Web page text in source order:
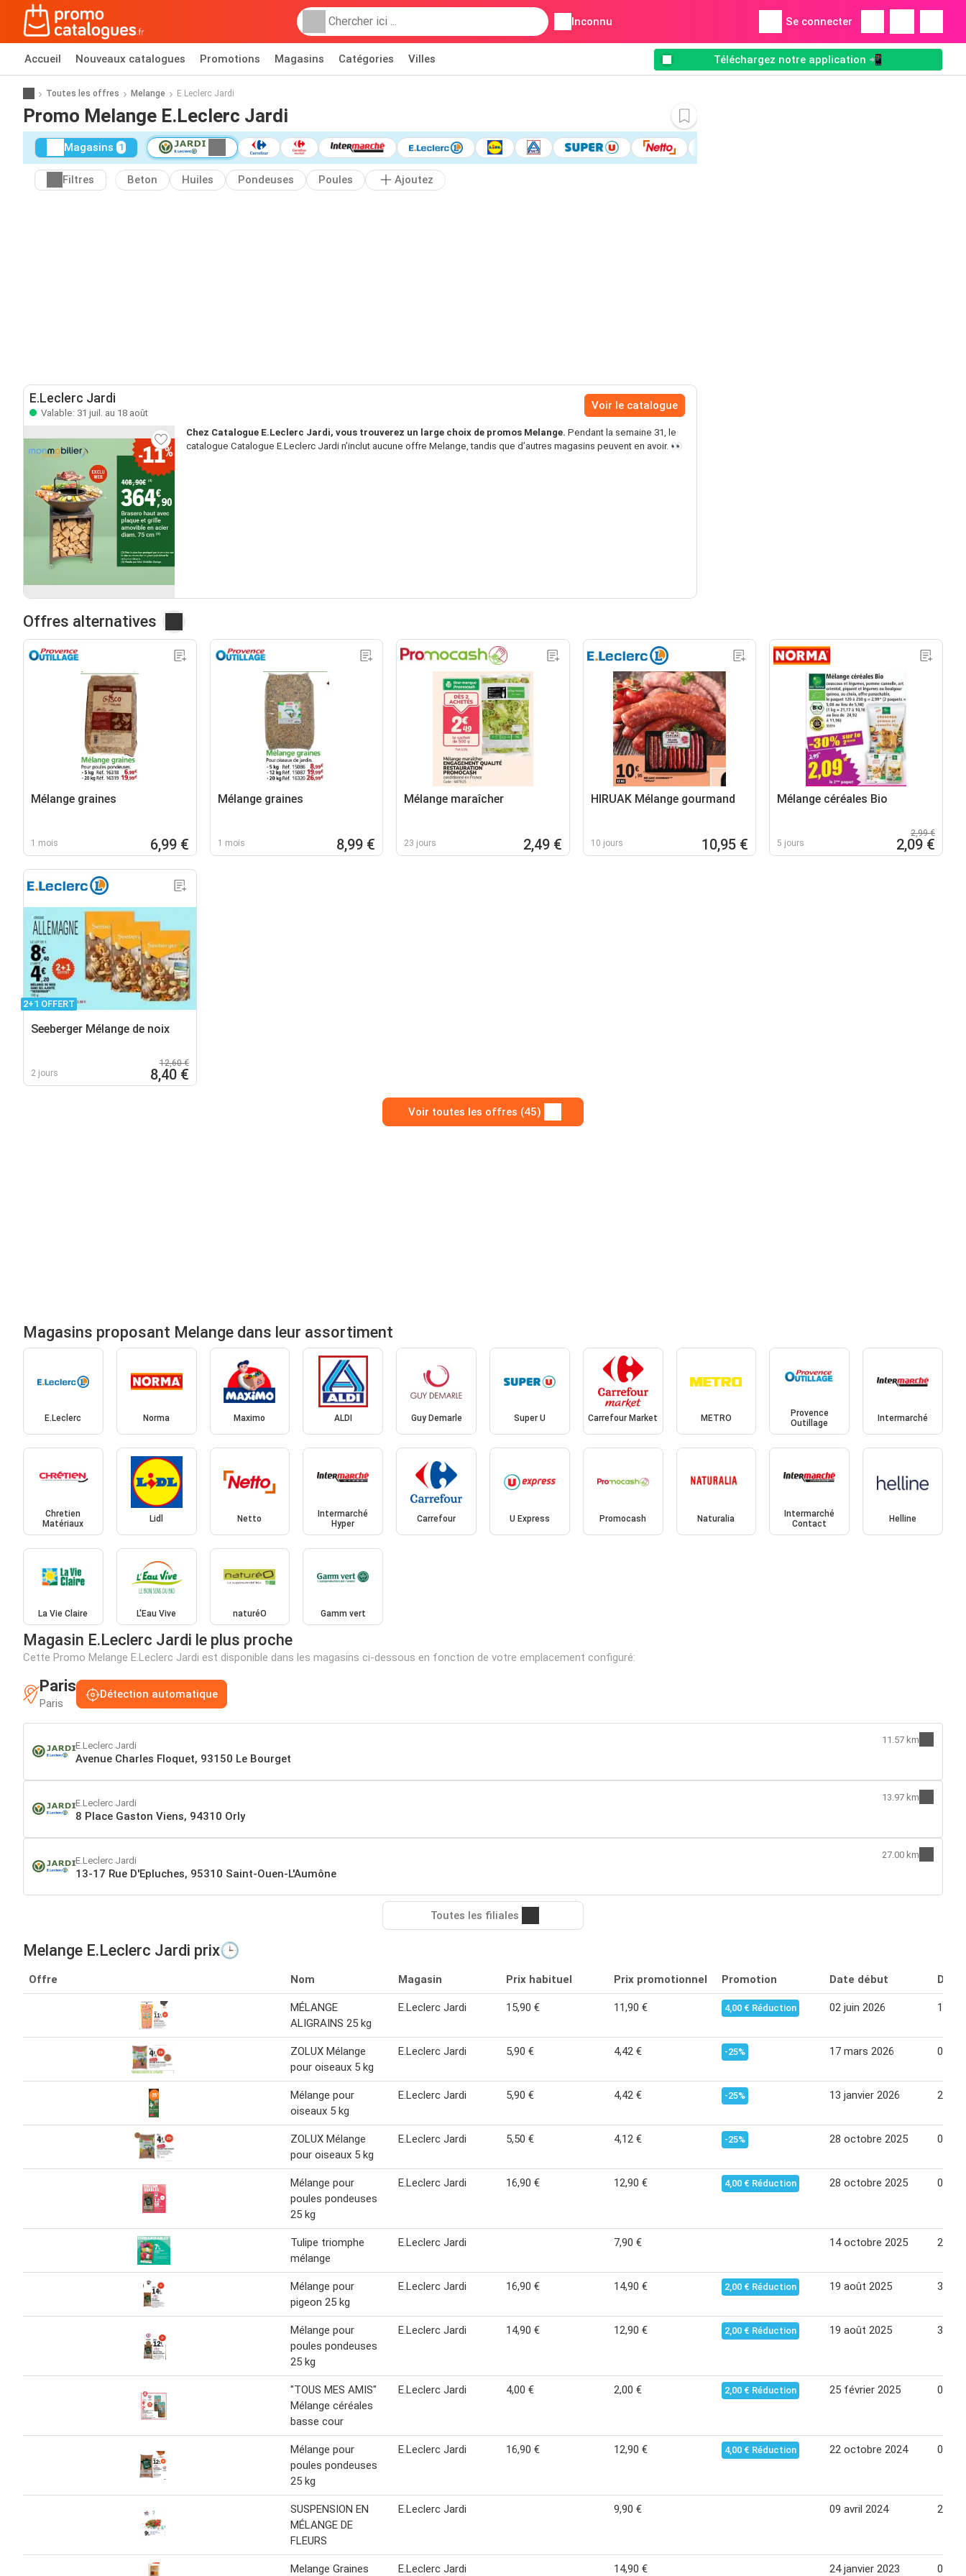
Inconnu Se connecter
Accueil Nouveaux catalogues Promotions Magasins Catégories Villes Téléchargez notre application 📲
Toutes les offres Melange E.Leclerc Jardi
Promo Melange E.Leclerc Jardi
Magasins 1
Filtres Beton Huiles Pondeuses Poules Ajoutez
E.Leclerc Jardi
Valable: 31 juil. au 18 août
Voir le catalogue
Chez Catalogue E.Leclerc Jardi, vous trouverez un large choix de promos Melange. Pendant la semaine 31, le
catalogue Catalogue E.Leclerc Jardi n’inclut aucune offre Melange, tandis que d’autres magasins peuvent en avoir. 👀
Offres alternatives
Mélange graines
1 mois 6,99 €
Mélange graines
1 mois 8,99 €
Mélange maraîcher
23 jours 2,49 €
HIRUAK Mélange gourmand
10 jours 10,95 €
Mélange céréales Bio
5 jours
2,99 €
2,09 €
2+1 OFFERT
Seeberger Mélange de noix
2 jours
12,60 €
8,40 €
Voir toutes les offres (45)
Magasins proposant Melange dans leur assortiment
E.Leclerc Norma Maximo ALDI Guy Demarle Super U Carrefour Market METRO
Provence
Outillage
Intermarché
Chretien
Matériaux
Lidl Netto
Intermarché
Hyper
Carrefour U Express Promocash Naturalia
Intermarché
Contact
Helline
La Vie Claire L'Eau Vive naturéO Gamm vert
Magasin E.Leclerc Jardi le plus proche
Cette Promo Melange E.Leclerc Jardi est disponible dans les magasins ci-dessous en fonction de votre emplacement configuré:
Paris
Paris
Détection automatique
E.Leclerc Jardi
Avenue Charles Floquet, 93150 Le Bourget
11.57 km
E.Leclerc Jardi
8 Place Gaston Viens, 94310 Orly
13.97 km
E.Leclerc Jardi
13-17 Rue D'Epluches, 95310 Saint-Ouen-L'Aumône
27.00 km
Toutes les filiales
Melange E.Leclerc Jardi prix🕒
Offre Nom Magasin Prix habituel Prix promotionnel Promotion Date début Date
MÉLANGE
ALIGRAINS 25 kg
E.Leclerc Jardi 15,90 € 11,90 € 4,00 € Réduction 02 juin 2026 13
ZOLUX Mélange
pour oiseaux 5 kg
E.Leclerc Jardi 5,90 € 4,42 € -25% 17 mars 2026 04
Mélange pour
oiseaux 5 kg
E.Leclerc Jardi 5,90 € 4,42 € -25% 13 janvier 2026 24
ZOLUX Mélange
pour oiseaux 5 kg
E.Leclerc Jardi 5,50 € 4,12 € -25% 28 octobre 2025 08
Mélange pour
poules pondeuses
25 kg
E.Leclerc Jardi 16,90 € 12,90 € 4,00 € Réduction 28 octobre 2025 08
Tulipe triomphe
mélange
E.Leclerc Jardi 7,90 € 14 octobre 2025 25
Mélange pour
pigeon 25 kg
E.Leclerc Jardi 16,90 € 14,90 € 2,00 € Réduction 19 août 2025 30
Mélange pour
poules pondeuses
25 kg
E.Leclerc Jardi 14,90 € 12,90 € 2,00 € Réduction 19 août 2025 30
"TOUS MES AMIS"
Mélange céréales
basse cour
E.Leclerc Jardi 4,00 € 2,00 € 2,00 € Réduction 25 février 2025 08
Mélange pour
poules pondeuses
25 kg
E.Leclerc Jardi 16,90 € 12,90 € 4,00 € Réduction 22 octobre 2024 09
SUSPENSION EN
MÉLANGE DE
FLEURS
E.Leclerc Jardi 9,90 € 09 avril 2024 20
Melange Graines E.Leclerc Jardi 14,90 € 24 janvier 2023 04